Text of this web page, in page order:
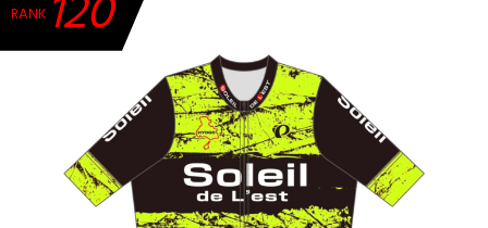
競技ガイド
加盟・登録
エントリー
RANK